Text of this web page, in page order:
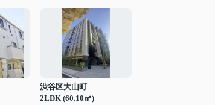
渋谷区大山町
2LDK (60.10㎡)